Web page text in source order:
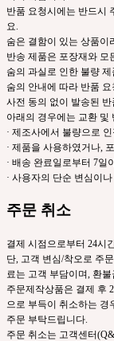
반품 요청시에는 반드시
요.
숨은 결함이 있는 상품이
반송 제품은 포장재와 모
숨의 과실로 인한 불량
숨의 안내에 따라 반품
사전 동의 없이 발송된
아래의 경우에는 교환 및
· 제조사에서 불량으로
· 제품을 사용하였거나,
· 배송 완료일로부터 7일
· 사용자의 단순 변심이
주문 취소
결제 시점으로부터 24시
단, 고객 변심/착오로 주
료는 고객 부담이며, 환
주문제작상품은 결제 후
으로 부득이 취소하는 경
주문 부탁드립니다.
주문 취소는 고객센터